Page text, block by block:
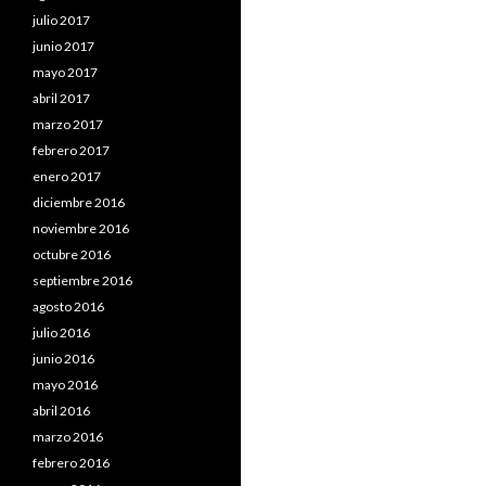
julio 2017
junio 2017
mayo 2017
abril 2017
marzo 2017
febrero 2017
enero 2017
diciembre 2016
noviembre 2016
octubre 2016
septiembre 2016
agosto 2016
julio 2016
junio 2016
mayo 2016
abril 2016
marzo 2016
febrero 2016